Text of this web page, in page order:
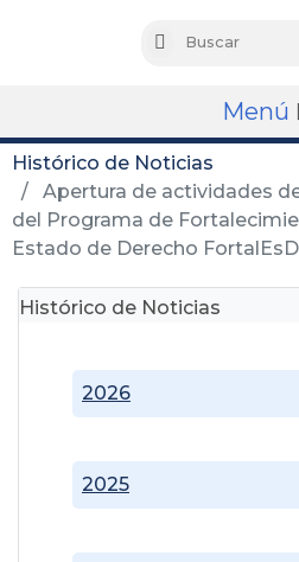
Buscar
Menú
Histórico de Noticias
Apertura de actividades
del Programa de
Estado de Derecho
Histórico de Noticias
2025
2026